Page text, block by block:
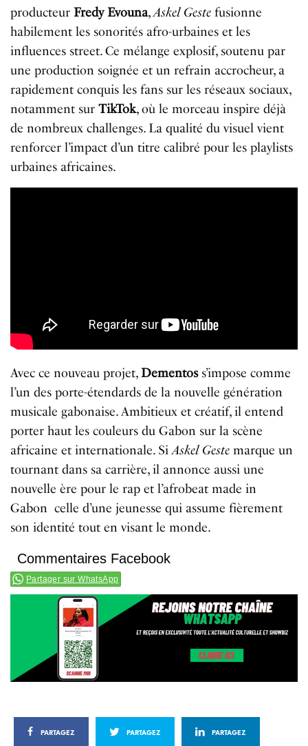
producteur Fredy Evouna,Askel Geste fusionne
habilement les sonorités afro-urbaines et les
influences street. Ce mélange explosif, soutenu par
une production soignée et un refrain accrocheur, a
rapidement conquis les fans sur les réseaux sociaux,
notamment surTikTok, où le morceau inspire déjà
de nombreux challenges. La qualité du visuel vient
renforcer l’impact d’un titre calibré pour les playlists
urbaines africaines.
Avec ce nouveau projet, Dementoss’impose comme
l’un des porte-étendards de la nouvelle génération
musicale gabonaise. Ambitieux et créatif, il entend
porter haut les couleurs du Gabon sur la scène
africaine et internationale. SiAskel Geste marque un
tournant dans sa carrière, il annonce aussi une
nouvelle ère pour le rap et l’afrobeat made in
Gabon celle d’une jeunesse qui assume fièrement
son identité tout en visant le monde.
Commentaires Facebook
Partager sur WhatsApp
PARTAGEZ PARTAGEZ PARTAGEZ